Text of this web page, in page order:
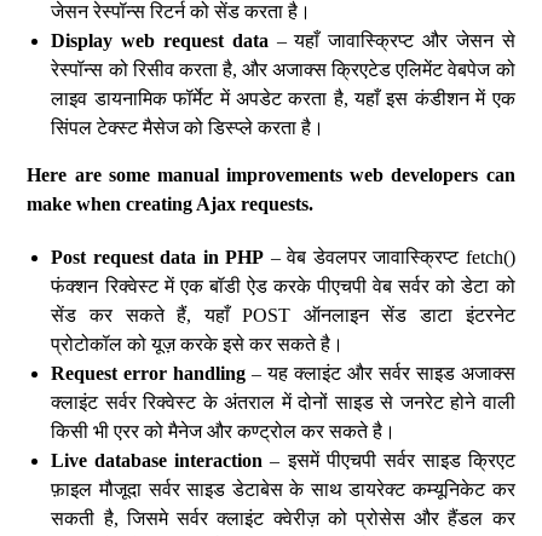
जेसन रेस्पॉन्स रिटर्न को सेंड करता है।
Display web request data – यहाँ जावास्क्रिप्ट और जेसन से
रेस्पॉन्स को रिसीव करता है, और अजाक्स क्रिएटेड एलिमेंट वेबपेज को
लाइव डायनामिक फॉर्मेट में अपडेट करता है, यहाँ इस कंडीशन में एक
सिंपल टेक्स्ट मैसेज को डिस्प्ले करता है।
Here are some manual improvements web developers can
make when creating Ajax requests.
Post request data in PHP – वेब डेवलपर जावास्क्रिप्ट fetch()
फंक्शन रिक्वेस्ट में एक बॉडी ऐड करके पीएचपी वेब सर्वर को डेटा को
सेंड कर सकते हैं, यहाँ POST ऑनलाइन सेंड डाटा इंटरनेट
प्रोटोकॉल को यूज़ करके इसे कर सकते है।
Request error handling – यह क्लाइंट और सर्वर साइड अजाक्स
क्लाइंट सर्वर रिक्वेस्ट के अंतराल में दोनों साइड से जनरेट होने वाली
किसी भी एरर को मैनेज और कण्ट्रोल कर सकते है।
Live database interaction – इसमें पीएचपी सर्वर साइड क्रिएट
फ़ाइल मौजूदा सर्वर साइड डेटाबेस के साथ डायरेक्ट कम्यूनिकेट कर
सकती है, जिसमे सर्वर क्लाइंट क्वेरीज़ को प्रोसेस और हैंडल कर